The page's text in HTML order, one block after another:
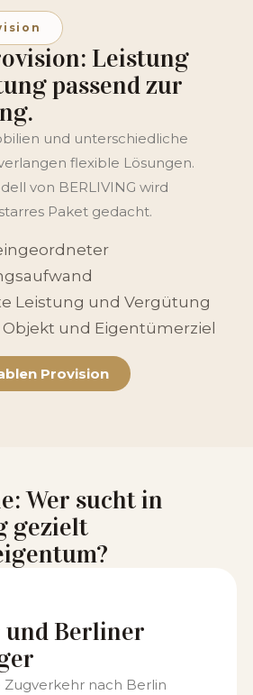
Leistung
passend zur
und unterschiedliche
flexible Lösungen.
von BERLIVING wird
Paket gedacht.
Leistung und Vergütung
und Eigentümerziel
Provision
Wer sucht in
gezielt
und Berliner
Zugverkehr nach Berlin